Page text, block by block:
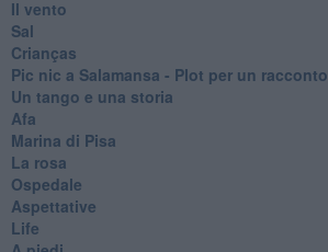
Il vento
Sal
Crianças
Pic nic a Salamansa - Plot per un racconto
Un tango e una storia
Afa
Marina di Pisa
La rosa
Ospedale
Aspettative
Life